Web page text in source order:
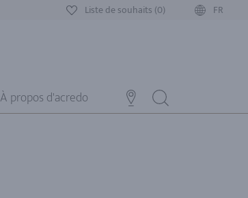
Liste de souhaits (0) FR
À propos d'acredo